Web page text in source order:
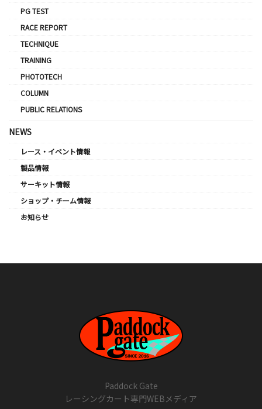
PG TEST
RACE REPORT
TECHNIQUE
TRAINING
PHOTOTECH
COLUMN
PUBLIC RELATIONS
NEWS
レース・イベント情報
製品情報
サーキット情報
ショップ・チーム情報
お知らせ
Paddock Gate
レーシングカート専門WEBメディア